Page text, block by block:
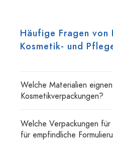
Häufige Fragen von
Kosmetik- und
Welche Materialien
Kosmetikverpackungen?
Welche Verpackungen für
für empfindliche